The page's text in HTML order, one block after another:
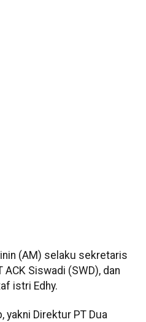
(AM) selaku sekretaris
ACK Siswadi (SWD), dan
istri Edhy.
yakni Direktur PT Dua